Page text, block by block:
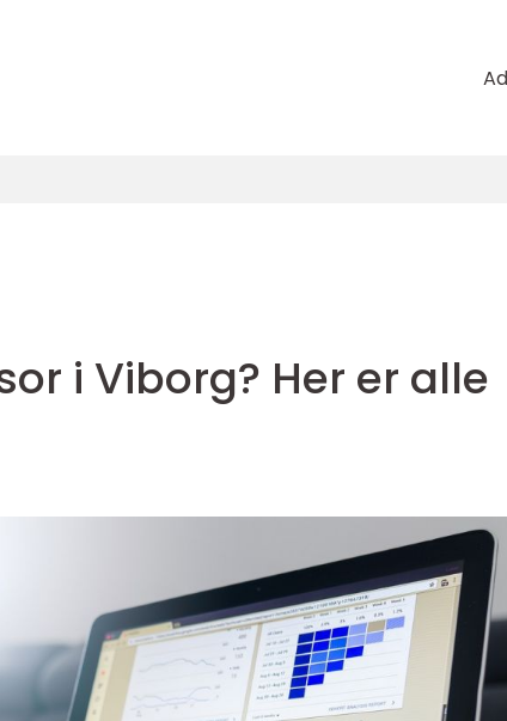
i Viborg? Her er alle